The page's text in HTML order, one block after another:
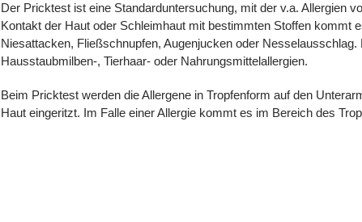
Der Pricktest ist eine Standarduntersuchung, mit der v.a. Allergien
Kontakt der Haut oder Schleimhaut mit bestimmten Stoffen kommt
Niesattacken, Fließschnupfen, Augenjucken oder
Hausstaubmilben-, Tierhaar- oder Nahrungsmittelallergien.
Beim Pricktest werden die Allergene in Tropfenform auf den
Haut eingeritzt. Im Falle einer Allergie kommt es im Bereich des